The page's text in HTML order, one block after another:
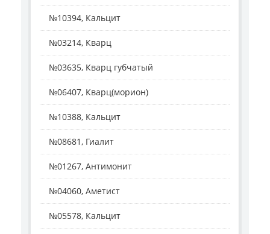
№10394, Кальцит
№03214, Кварц
№03635, Кварц губчатый
№06407, Кварц(морион)
№10388, Кальцит
№08681, Гиалит
№01267, Антимонит
№04060, Аметист
№05578, Кальцит